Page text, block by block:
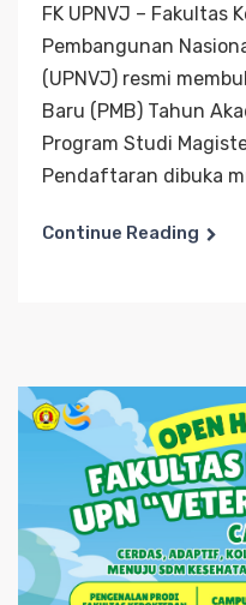
FK UPNVJ – Fakultas
Pembangunan
(UPNVJ) resmi
Baru (PMB) Tahun
Program Studi
Pendaftaran dibuka
Continue Reading